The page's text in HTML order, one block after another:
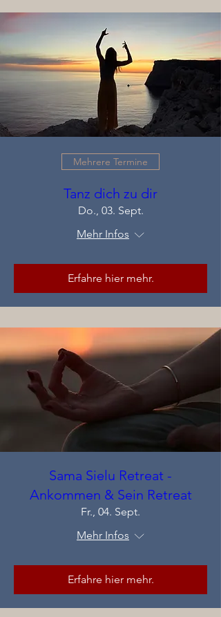
Mehrere Termine
Tanz dich zu dir
Do., 03. Sept.
Mehr Infos
Erfahre hier mehr.
Sama Sielu Retreat -
Ankommen & Sein Retreat
Fr., 04. Sept.
Mehr Infos
Erfahre hier mehr.